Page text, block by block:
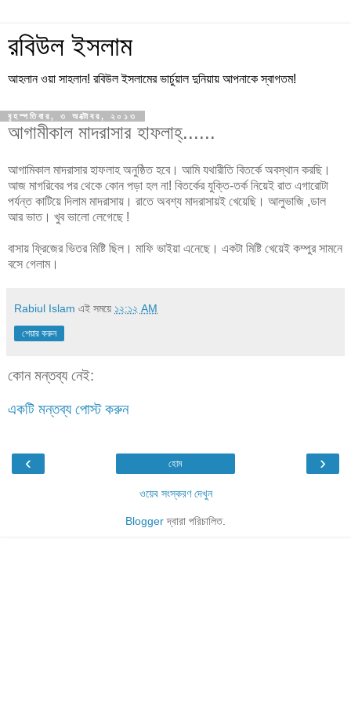
রবিউল ইসলাম
আহলান ওয়া সাহলান! রবিউল ইসলামের ভার্চুয়াল দুনিয়ায় আপনাকে স্বাগতম!
বৃহস্পতিবার, ৩ অক্টোবর, ২০১৩
আগামীকাল মাদরাসার হাফলাহ্‌......
আগামিকাল মাদরাসার হাফলাহ অনুষ্ঠিত হবে। আমি যথারীতি বিতর্কে অবস্থান করছি।
আজ মাগরিবের পর থেকে কোন পড়া হল না! বিতর্কের যুক্তি-তর্ক নিয়েই রাত এগারোটা
পর্যন্ত কাটিয়ে দিলাম মাদরাসায়। রাতে অবশ্য মাদরাসায়ই খেয়েছি। আলুভাজি ,ডাল
আর ভাত। খুব ভালো লেগেছে !
বাসায় ফ্রিজের ভিতর মিষ্টি ছিল। মাফি ভাইয়া এনেছে। একটা মিষ্টি খেয়েই কম্পুর সামনে
বসে গেলাম।
Rabiul Islam এই সময়ে ১২:১২ AM
শেয়ার করুন
কোন মন্তব্য নেই:
একটি মন্তব্য পোস্ট করুন
‹ ›
হোম
ওয়েব সংস্করণ দেখুন
Bloggerদ্বারা পরিচালিত.